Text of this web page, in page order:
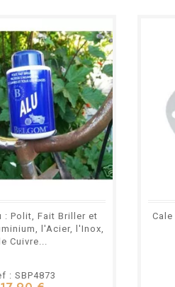
: Polit, Fait Briller et
l'Acier, l'Inox,
le Cuivre...
: SBP4873